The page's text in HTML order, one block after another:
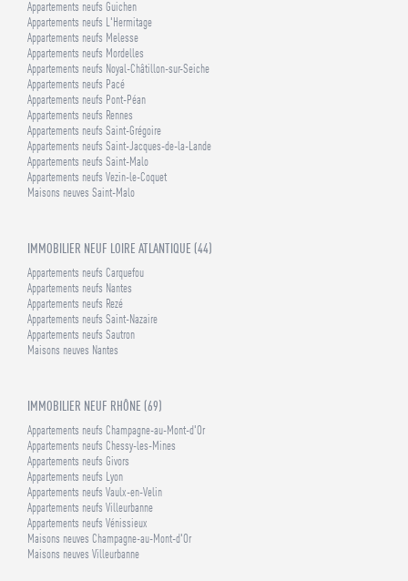
Appartements neufs Guichen
Appartements neufs L'Hermitage
Appartements neufs Melesse
Appartements neufs Mordelles
Appartements neufs Noyal-Châtillon-sur-Seiche
Appartements neufs Pacé
Appartements neufs Pont-Péan
Appartements neufs Rennes
Appartements neufs Saint-Grégoire
Appartements neufs Saint-Jacques-de-la-Lande
Appartements neufs Saint-Malo
Appartements neufs Vezin-le-Coquet
Maisons neuves Saint-Malo
IMMOBILIER NEUF LOIRE ATLANTIQUE (44)
Appartements neufs Carquefou
Appartements neufs Nantes
Appartements neufs Rezé
Appartements neufs Saint-Nazaire
Appartements neufs Sautron
Maisons neuves Nantes
IMMOBILIER NEUF RHÔNE (69)
Appartements neufs Champagne-au-Mont-d'Or
Appartements neufs Chessy-les-Mines
Appartements neufs Givors
Appartements neufs Lyon
Appartements neufs Vaulx-en-Velin
Appartements neufs Villeurbanne
Appartements neufs Vénissieux
Maisons neuves Champagne-au-Mont-d'Or
Maisons neuves Villeurbanne